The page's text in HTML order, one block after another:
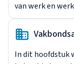
tripartiete
van werk en
het
werkt, het
In dit hoofdstuk